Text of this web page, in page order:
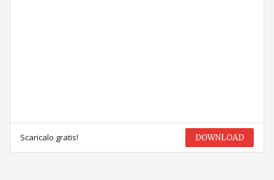
Scaricalo gratis! DOWNLOAD